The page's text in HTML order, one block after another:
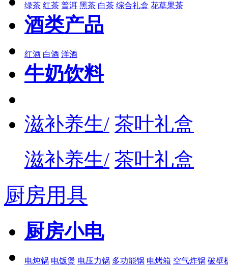
绿茶 红茶 普洱 黑茶 白茶 综合礼盒 花草果茶
酒类产品
红酒 白酒 洋酒
牛奶饮料
滋补养生/ 茶叶礼盒
滋补养生/ 茶叶礼盒
厨房用具
厨房小电
电炖锅 电饭煲 电压力锅 多功能锅 电烤箱 空气炸锅 破壁